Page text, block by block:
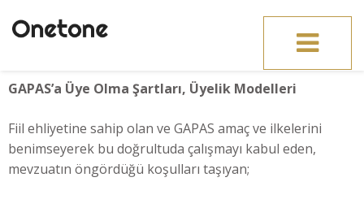
Toggle
navigation
GAPAS’a Üye Olma Şartları, Üyelik Modelleri
Fiil ehliyetine sahip olan ve GAPAS amaç ve ilkelerini
benimseyerek bu doğrultuda çalışmayı kabul eden,
mevzuatın öngördüğü koşulları taşıyan;